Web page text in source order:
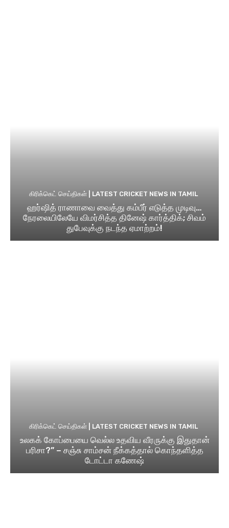
கிரிக்கெட் செய்திகள் | LATEST CRICKET NEWS IN TAMIL
ஹர்ஷித் ராணாவை வைத்து கம்பீர் எடுத்த முடிவு…
நேரலையிலேயே விமர்சித்த தினேஷ் கார்த்திக்; சிவம்
துபேவுக்கு நடந்த ஏமாற்றம்!
கிரிக்கெட் செய்திகள் | LATEST CRICKET NEWS IN TAMIL
உலகக் கோப்பையை வெல்ல உதவிய வீரருக்கு இதுதான்
பரிசா?” – சஞ்சு சாம்சன் நீக்கத்தால் கொந்தளித்த
டோட்டா கணேஷ்